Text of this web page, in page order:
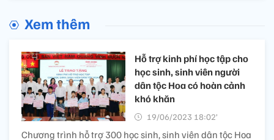
Xem thêm
Hỗ trợ kinh phí học tập cho
học sinh, sinh viên người
dân tộc Hoa có hoàn cảnh
khó khăn
19/06/2023 18:02’
Chương trình hỗ trợ 300 học sinh, sinh viên dân tộc Hoa